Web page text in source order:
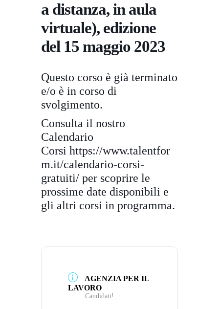
a distanza, in aula
virtuale), edizione
del 15 maggio 2023
Questo corso è già terminato
e/o è in corso di
svolgimento.
Consulta il nostro
Calendario
Corsi https://www.talentfor
m.it/calendario-corsi-
gratuiti/ per scoprire le
prossime date disponibili e
gli altri corsi in programma.
AGENZIA PER IL
LAVORO
Candidati!